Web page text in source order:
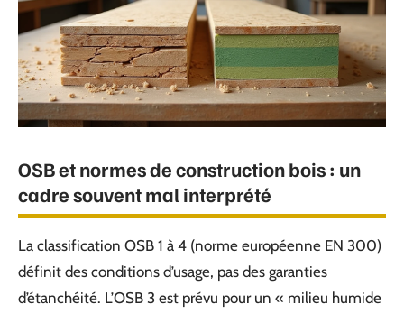
OSB et normes de construction bois : un
cadre souvent mal interprété
La classification OSB 1 à 4 (norme européenne EN 300)
définit des conditions d’usage, pas des garanties
d’étanchéité. L’OSB 3 est prévu pour un « milieu humide